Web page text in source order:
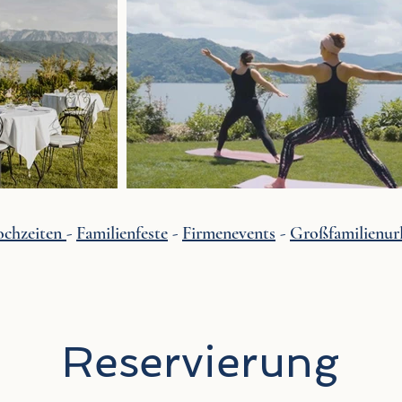
- Familienfeste - Firmenevents -
Reservierung